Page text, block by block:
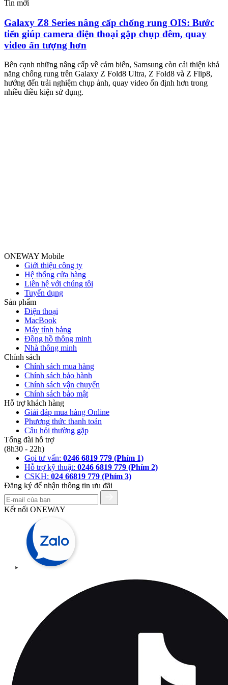
Tin mới
Galaxy Z8 Series nâng cấp chống rung OIS: Bước
tiến giúp camera điện thoại gập chụp đêm, quay
video ấn tượng hơn
Bên cạnh những nâng cấp về cảm biến, Samsung còn cải thiện khả
năng chống rung trên Galaxy Z Fold8 Ultra, Z Fold8 và Z Flip8,
hướng đến trải nghiệm chụp ảnh, quay video ổn định hơn trong
nhiều điều kiện sử dụng.
ONEWAY Mobile
Giới thiệu công ty
Hệ thống cửa hàng
Liên hệ với chúng tôi
Tuyển dụng
Sản phẩm
Điện thoại
MacBook
Máy tính bảng
Đồng hồ thông minh
Nhà thông minh
Chính sách
Chính sách mua hàng
Chính sách bảo hành
Chính sách vận chuyển
Chính sách bảo mật
Hỗ trợ khách hàng
Giải đáp mua hàng Online
Phương thức thanh toán
Câu hỏi thường gặp
Tổng đài hỗ trợ
(8h30 - 22h)
Gọi tư vấn: 0246 6819 779 (Phím 1)
Hỗ trợ kỹ thuật: 0246 6819 779 (Phím 2)
CSKH: 024 66819 779 (Phím 3)
Đăng ký để nhận thông tin ưu đãi
Kết nối ONEWAY